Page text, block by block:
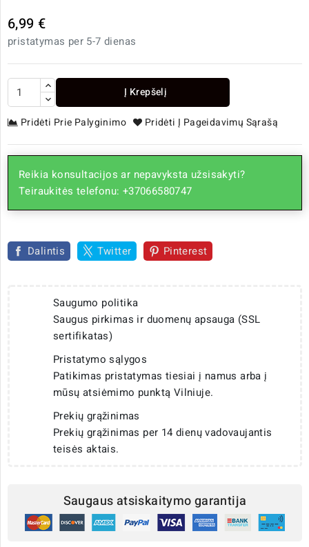
6,99 €
pristatymas per 5-7 dienas
Į Krepšelį
Pridėti Prie Palyginimo Pridėti Į Pageidavimų Sąrašą
Reikia konsultacijos ar nepavyksta užsisakyti?
Teiraukitės telefonu: +37066580747
Dalintis Twitter Pinterest
Saugumo politika
Saugus pirkimas ir duomenų apsauga (SSL
sertifikatas)
Pristatymo sąlygos
Patikimas pristatymas tiesiai į namus arba į
mūsų atsiėmimo punktą Vilniuje.
Prekių grąžinimas
Prekių grąžinimas per 14 dienų vadovaujantis
teisės aktais.
Saugaus atsiskaitymo garantija